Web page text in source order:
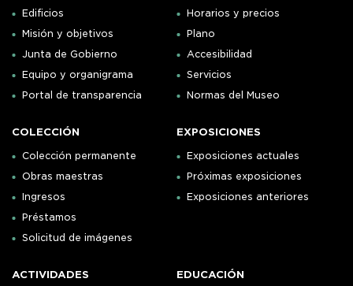
Edificios
Misión y objetivos
Junta de Gobierno
Equipo y organigrama
Portal de transparencia
Horarios y precios
Plano
Accesibilidad
Servicios
Normas del Museo
COLECCIÓN
Colección permanente
Obras maestras
Ingresos
Préstamos
Solicitud de imágenes
EXPOSICIONES
Exposiciones actuales
Próximas exposiciones
Exposiciones anteriores
ACTIVIDADES
EDUCACIÓN